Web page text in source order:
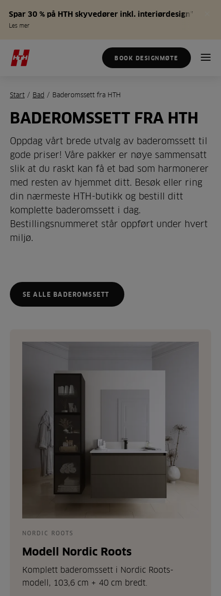
Spar 30 % på HTH skyvedører inkl. interiørdesign*
Les mer
BOOK DESIGNMØTE
Start / Bad / Baderomssett fra HTH
BADEROMSSETT FRA HTH
Oppdag vårt brede utvalg av baderomssett til
gode priser! Våre pakker er nøye sammensatt
slik at du raskt kan få et bad som harmonerer
med resten av hjemmet ditt. Besøk eller ring
din nærmeste HTH-butikk og bestill ditt
komplette baderomssett i dag.
Bestillingsnummeret står oppført under hvert
miljø.
SE ALLE BADEROMSSETT
NORDIC ROOTS
Modell Nordic Roots
Komplett baderomssett i Nordic Roots-
modell, 103,6 cm + 40 cm bredt.